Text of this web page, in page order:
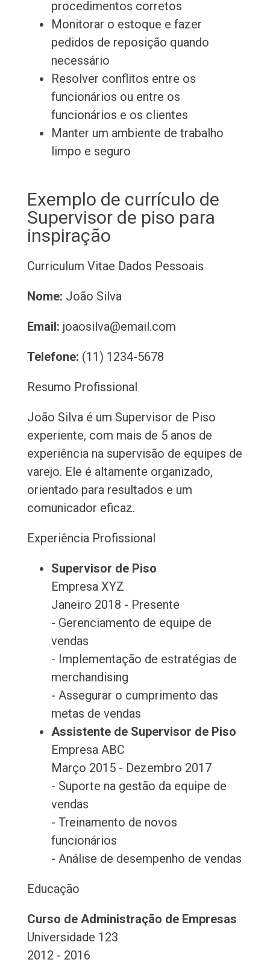
procedimentos corretos
Monitorar o estoque e fazer
pedidos de reposição quando
necessário
Resolver conflitos entre os
funcionários ou entre os
funcionários e os clientes
Manter um ambiente de trabalho
limpo e seguro
Exemplo de currículo de
Supervisor de piso para
inspiração
Curriculum Vitae Dados Pessoais
Nome: João Silva
Email: joaosilva@email.com
Telefone: (11) 1234-5678
Resumo Profissional
João Silva é um Supervisor de Piso
experiente, com mais de 5 anos de
experiência na supervisão de equipes de
varejo. Ele é altamente organizado,
orientado para resultados e um
comunicador eficaz.
Experiência Profissional
Supervisor de Piso
Empresa XYZ
Janeiro 2018 - Presente
- Gerenciamento de equipe de
vendas
- Implementação de estratégias de
merchandising
- Assegurar o cumprimento das
metas de vendas
Assistente de Supervisor de Piso
Empresa ABC
Março 2015 - Dezembro 2017
- Suporte na gestão da equipe de
vendas
- Treinamento de novos
funcionários
- Análise de desempenho de vendas
Educação
Curso de Administração de Empresas
Universidade 123
2012 - 2016